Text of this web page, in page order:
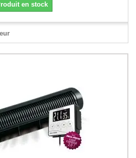
en stock